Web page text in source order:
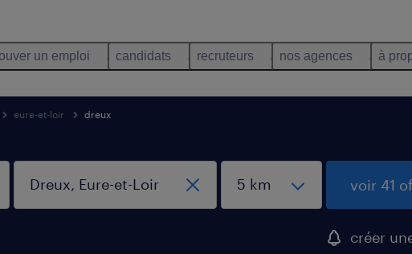
un emploi candidats recruteurs nos agences à
eure-et-loir dreux
voir 41
créer